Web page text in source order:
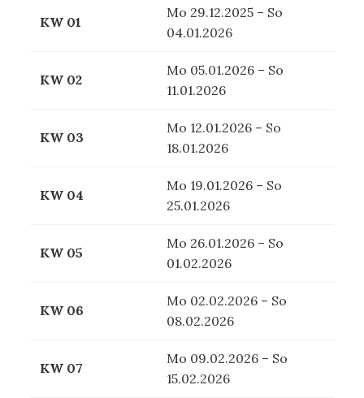
KW 01
Mo 29.12.2025 – So
04.01.2026
KW 02
Mo 05.01.2026 – So
11.01.2026
KW 03
Mo 12.01.2026 – So
18.01.2026
KW 04
Mo 19.01.2026 – So
25.01.2026
KW 05
Mo 26.01.2026 – So
01.02.2026
KW 06
Mo 02.02.2026 – So
08.02.2026
KW 07
Mo 09.02.2026 – So
15.02.2026